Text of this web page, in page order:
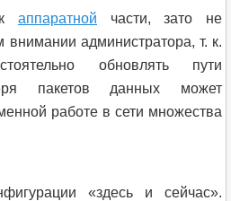
аппаратной части, зато не
внимании администратора, т. к.
обновлять пути
пакетов данных может
работе в сети множества
«здесь и сейчас».